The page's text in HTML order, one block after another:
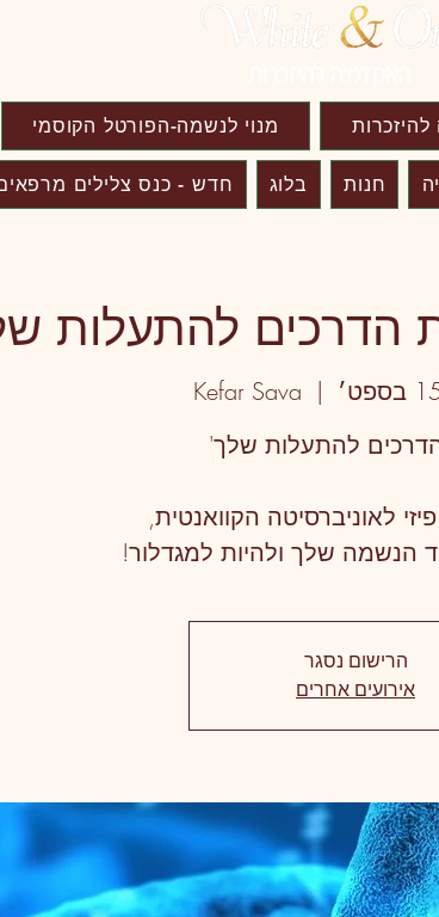
מנוי לנשמה-הפורטל הקוסמי
חדש - כנס צלילים בלוג חנות
הדרכים להתעלות
  |
Kefar Sava
הנשמה שלך ולהיות למגדלור!
הרישום נסגר
אירועים אחרים